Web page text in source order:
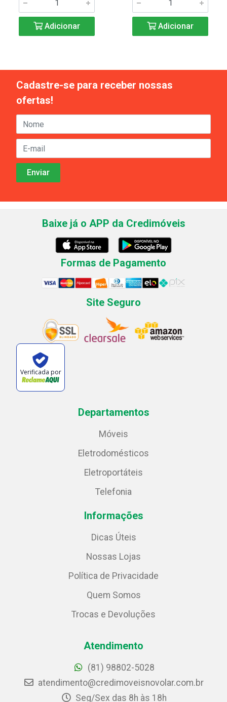
Adicionar Adicionar
Cadastre-se para receber nossas
ofertas!
Baixe já o APP da Credimóveis
Formas de Pagamento
Site Seguro
Verificada por
Departamentos
Móveis
Eletrodomésticos
Eletroportáteis
Telefonia
Informações
Dicas Úteis
Nossas Lojas
Política de Privacidade
Quem Somos
Trocas e Devoluções
Atendimento
(81) 98802-5028
atendimento@credimoveisnovolar.com.br
Seg/Sex das 8h às 18h